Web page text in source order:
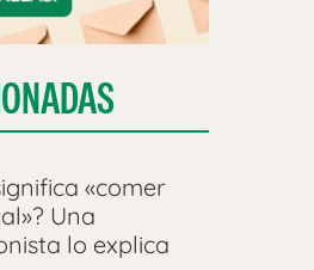
«comer
Una
lo explica